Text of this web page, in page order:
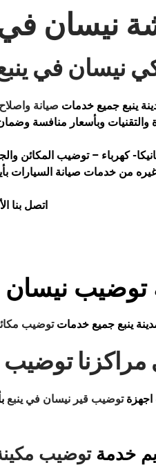
نيسان في
نيسان في
ينبع جميع خدمات صيانة
وبأسعار منافسة
كهرباء – توضيب المكائن
من خدمات صيانة
اتصل بنا
نيسان
ينبع جميع خدماتتوضيب
مراكزناتوضيب
اجهزةتوضيب قير نيسان في ينبع
خدمةتوضيب